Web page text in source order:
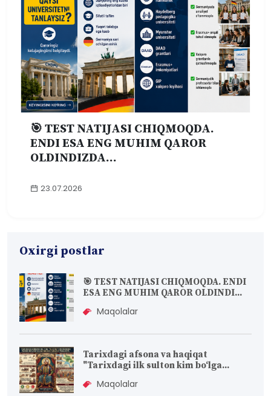
🎯 TEST NATIJASI CHIQMOQDA.
ENDI ESA ENG MUHIM QAROR
OLDINDIZDA...
23.07.2026
Oxirgi postlar
🎯 TEST NATIJASI CHIQMOQDA. ENDI
ESA ENG MUHIM QAROR OLDINDI...
Maqolalar
Tarixdagi afsona va haqiqat
"Tarixdagi ilk sulton kim bo‘lga...
Maqolalar